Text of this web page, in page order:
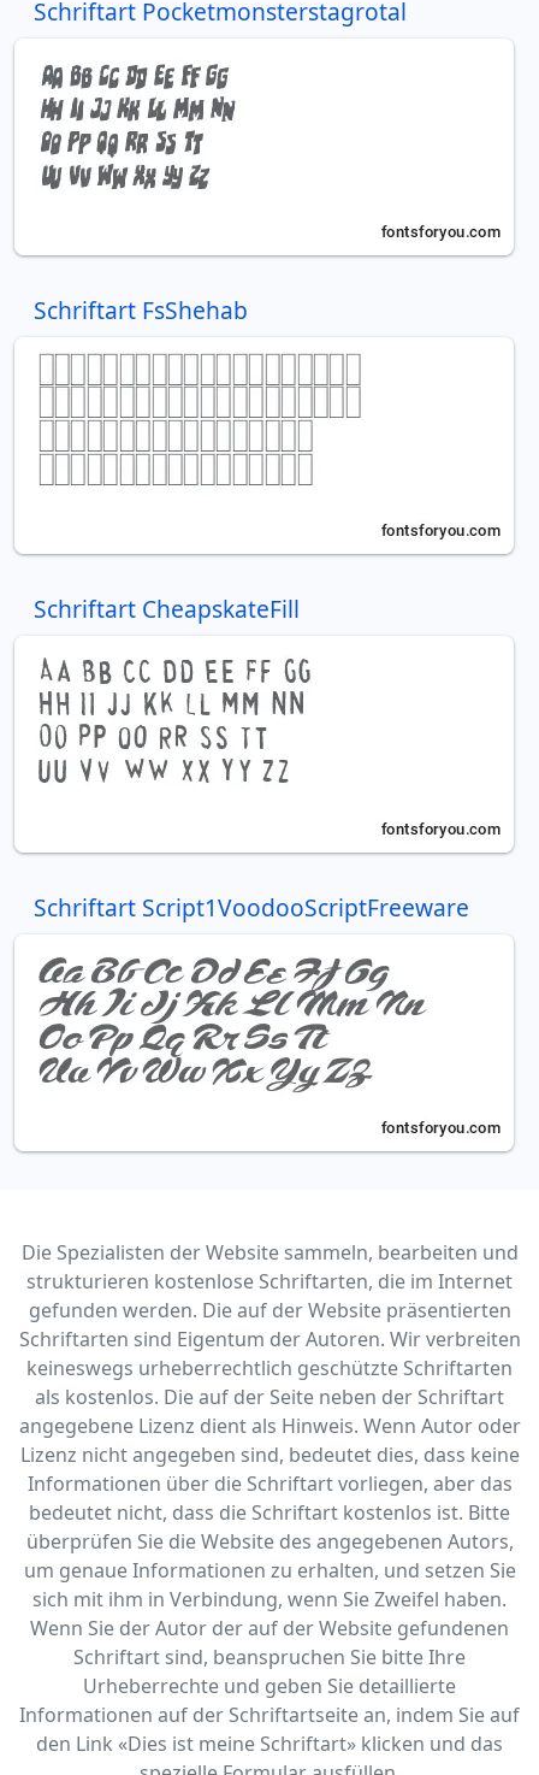
Schriftart Pocketmonsterstagrotal
Schriftart FsShehab
Schriftart CheapskateFill
Schriftart Script1VoodooScriptFreeware
Die Spezialisten der Website sammeln, bearbeiten und
strukturieren kostenlose Schriftarten, die im Internet
gefunden werden. Die auf der Website präsentierten
Schriftarten sind Eigentum der Autoren. Wir verbreiten
keineswegs urheberrechtlich geschützte Schriftarten
als kostenlos. Die auf der Seite neben der Schriftart
angegebene Lizenz dient als Hinweis. Wenn Autor oder
Lizenz nicht angegeben sind, bedeutet dies, dass keine
Informationen über die Schriftart vorliegen, aber das
bedeutet nicht, dass die Schriftart kostenlos ist. Bitte
überprüfen Sie die Website des angegebenen Autors,
um genaue Informationen zu erhalten, und setzen Sie
sich mit ihm in Verbindung, wenn Sie Zweifel haben.
Wenn Sie der Autor der auf der Website gefundenen
Schriftart sind, beanspruchen Sie bitte Ihre
Urheberrechte und geben Sie detaillierte
Informationen auf der Schriftartseite an, indem Sie auf
den Link «‎Dies ist meine Schriftart» klicken und das